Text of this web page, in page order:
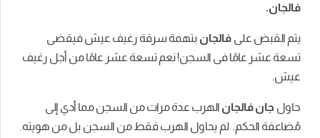
فالجانبتهمةسرقةرغيفعيشفيقضى
فىالسجن! نعمتسعةعشرعامًا منأجلرغيف
الهرب عدة مرات من السجن مما أدي إلى
لم يحاول الهرب فقط من السجن بل من هويته.